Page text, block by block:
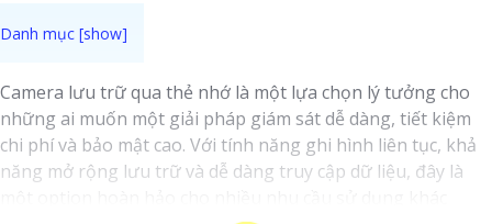
Camera lưu trữ qua thẻ nhớ là một lựa chọn lý tưởng cho
những ai muốn một giải pháp giám sát dễ dàng, tiết kiệm
chi phí và bảo mật cao. Với tính năng ghi hình liên tục, khả
năng mở rộng lưu trữ và dễ dàng truy cập dữ liệu, đây là